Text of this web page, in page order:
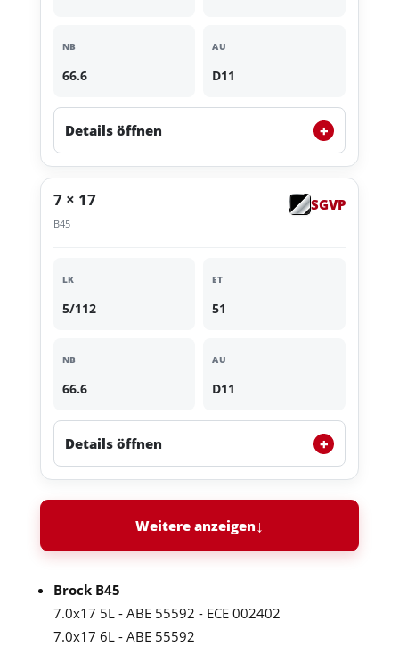
NB
66.6
AU
D11
Details öffnen +
7 × 17
B45
SGVP
LK
5/112
ET
51
NB
66.6
AU
D11
Details öffnen +
Weitere anzeigen
Brock B45
7.0x17 5L - ABE 55592 - ECE 002402
7.0x17 6L - ABE 55592